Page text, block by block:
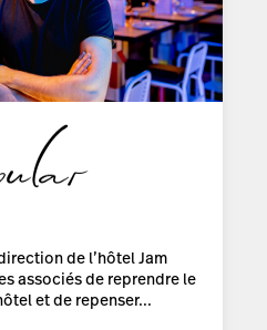
de l’hôtel Jam
associés de reprendre le
et de repenser...